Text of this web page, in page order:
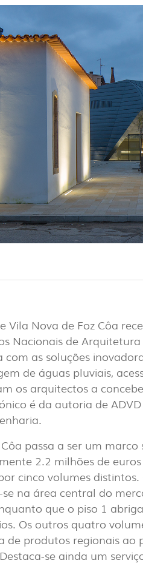
Vila Nova de Foz Côa
Nacionais de
as soluções
de águas pluviais,
os arquitectos a
é da autoria de
passa a ser um
2.2 milhões de
cinco volumes
na área central do
que o piso 1
Os outros quatro
de produtos regionais
se ainda um